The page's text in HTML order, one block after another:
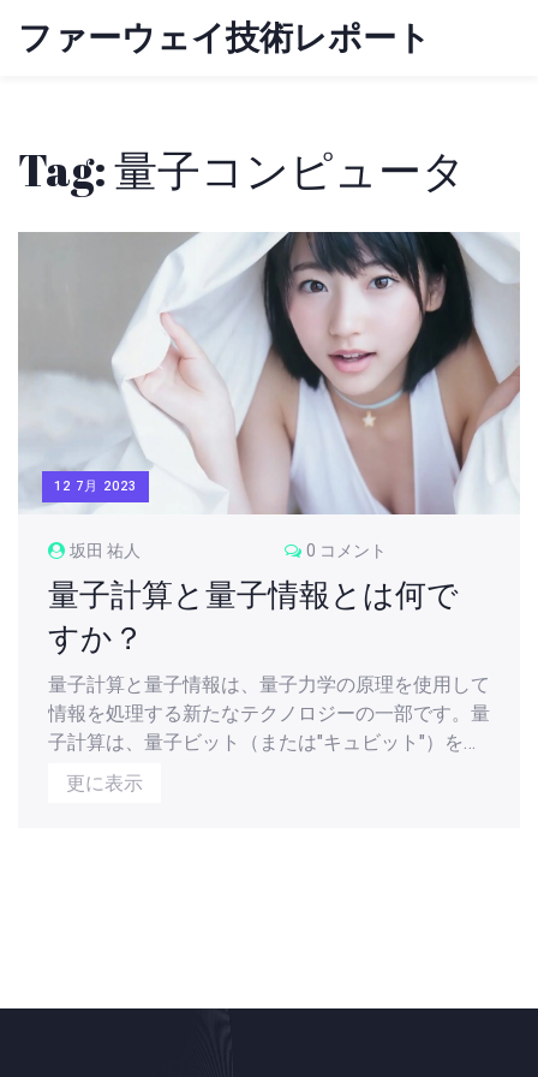
ファーウェイ技術レポート
Tag: 量子コンピュータ
12 7月 2023
坂田 祐人 0 コメント
量子計算と量子情報とは何で
すか？
量子計算と量子情報は、量子力学の原理を使用して
情報を処理する新たなテクノロジーの一部です。量
子計算は、量子ビット（または"キュビット"）を使
用して情報をエンコードし、計算を行います。一
方、量子情報は、量子系に存在する情報の性質とそ
更に表示